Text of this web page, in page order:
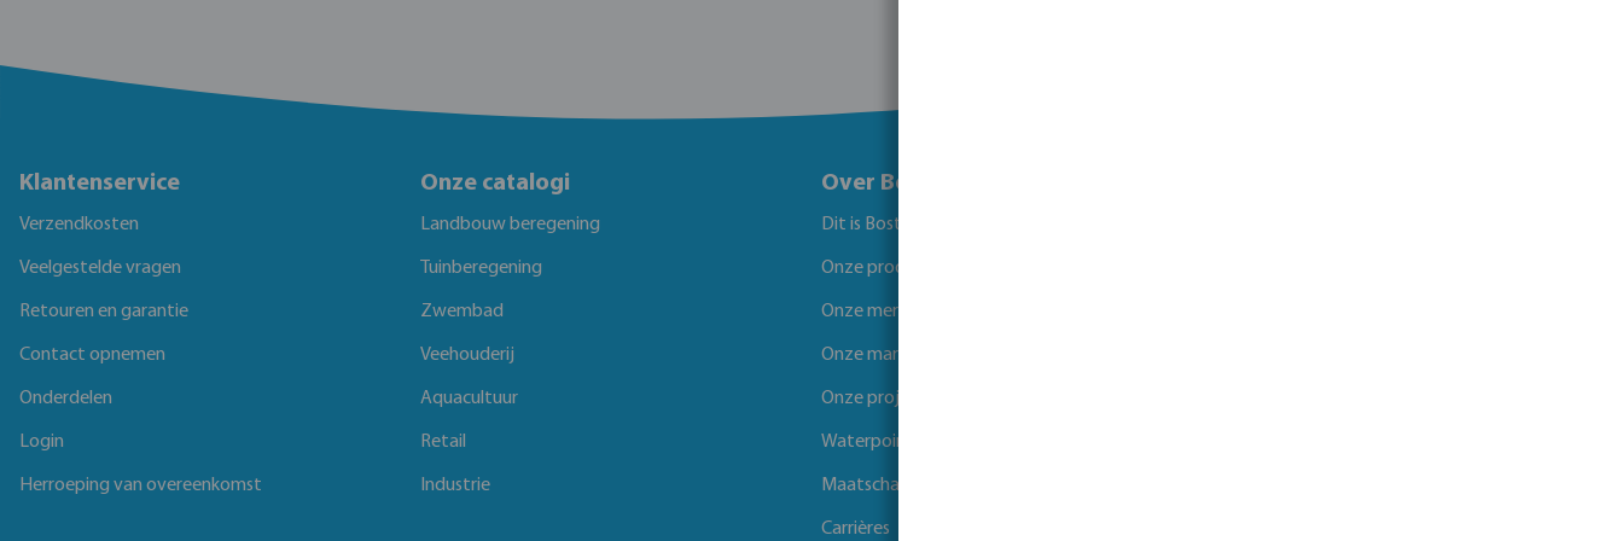
Klantenservice
Verzendkosten
Veelgestelde vragen
Retouren en garantie
Contact opnemen
Onderdelen
Login
Herroeping van overeenkomst
Onze catalogi
Landbouw beregening
Tuinberegening
Zwembad
Veehouderij
Aquacultuur
Retail
Industrie
Over Bosta
Dit is Bosta
Onze producten
Onze merken
Onze markten
Onze projecten
Waterpoints
Maatschappelijk verantwoord ondernemen
Carrières